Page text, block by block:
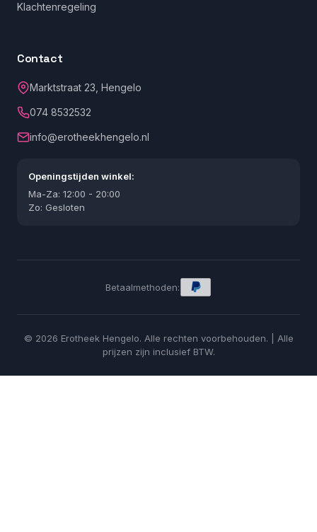
Klachtenregeling
Contact
Marktstraat 23, Hengelo
074 8532532
info@erotheekhengelo.nl
Openingstijden winkel:
Ma-Za: 12:00 - 20:00
Zo: Gesloten
Betaalmethoden:
© 2026 Erotheek Hengelo. Alle rechten voorbehouden. | Alle
prijzen zijn inclusief BTW.